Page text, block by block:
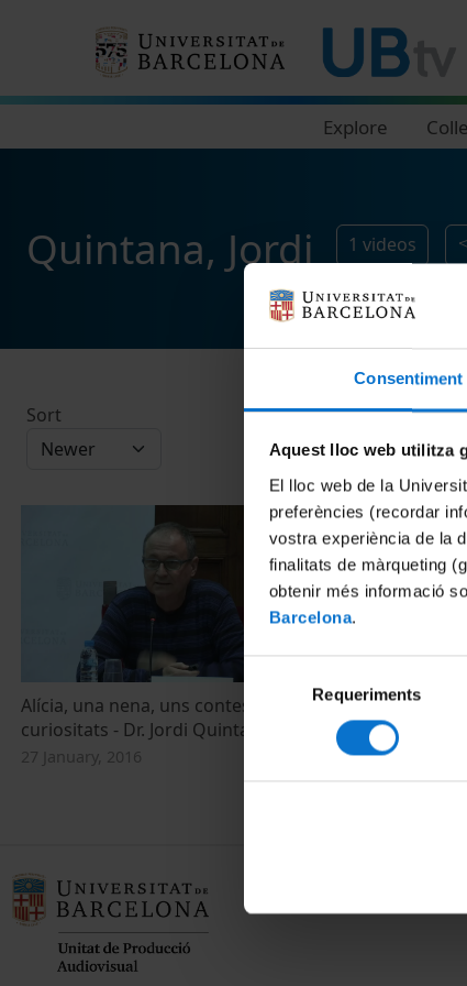
Consentiment
Aquest lloc web utilitza
El lloc web de la
preferències (recordar
vostra experiència de la
finalitats de màrqueting
obtenir més informació
Barcelona.
consentiment
Requeriments
Explore
Quintana, Jordi 1 videos
Sort
Alícia, una nena, uns contes i moltes
curiositats - Dr. Jordi Quintana
27 January, 2016